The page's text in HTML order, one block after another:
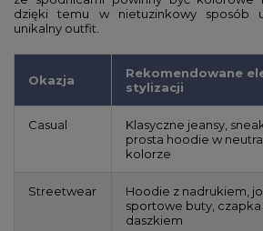
dzięki temu w nietuzinkowy sposób
unikalny outfit.
Okazja
Rekomendowane
stylizacji
Casual
Klasyczne jeansy,
prosta hoodie w
kolorze
Streetwear
Hoodie z nadrukiem,
sportowe buty, czapka
daszkiem